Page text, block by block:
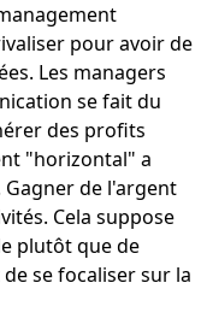
pour avoir de
Les managers
se fait du
des profits
"horizontal" a
de l'argent
Cela suppose
plutôt que de
se focaliser sur la